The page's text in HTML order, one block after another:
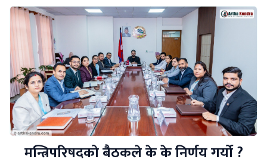
मन्त्रिपरिषदको बैठकले के के निर्णय गर्यो ?